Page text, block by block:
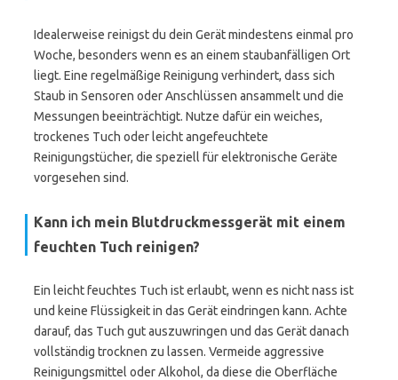
Idealerweise reinigst du dein Gerät mindestens einmal pro
Woche, besonders wenn es an einem staubanfälligen Ort
liegt. Eine regelmäßige Reinigung verhindert, dass sich
Staub in Sensoren oder Anschlüssen ansammelt und die
Messungen beeinträchtigt. Nutze dafür ein weiches,
trockenes Tuch oder leicht angefeuchtete
Reinigungstücher, die speziell für elektronische Geräte
vorgesehen sind.
Kann ich mein Blutdruckmessgerät mit einem
feuchten Tuch reinigen?
Ein leicht feuchtes Tuch ist erlaubt, wenn es nicht nass ist
und keine Flüssigkeit in das Gerät eindringen kann. Achte
darauf, das Tuch gut auszuwringen und das Gerät danach
vollständig trocknen zu lassen. Vermeide aggressive
Reinigungsmittel oder Alkohol, da diese die Oberfläche